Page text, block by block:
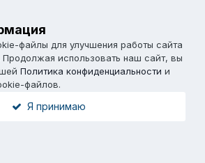
файлы для улучшения работы сайта
Продолжая использовать наш сайт, вы
Политика конфиденциальности и
файлов.
Я принимаю